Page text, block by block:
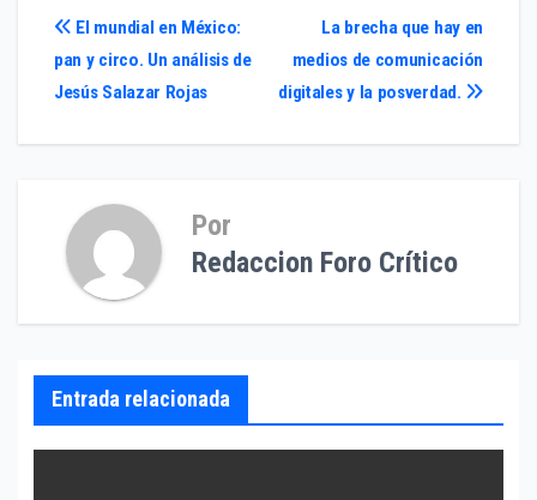
Navegación
de
entradas
La brecha que hay en
medios de comunicación
digitales y la posverdad.
El mundial en México:
pan y circo. Un análisis de
Jesús Salazar Rojas
Por
Redaccion Foro Crítico
Entrada relacionada